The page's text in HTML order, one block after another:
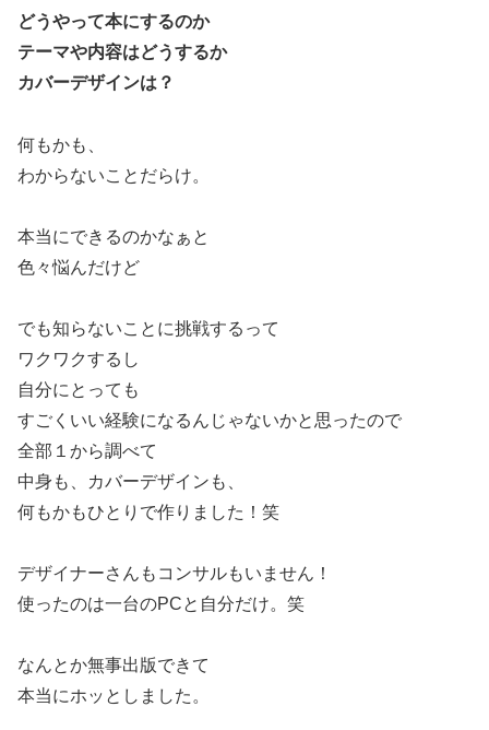
どうやって本にするのか
テーマや内容はどうするか
カバーデザインは？
何もかも、
わからないことだらけ。
本当にできるのかなぁと
色々悩んだけど
でも知らないことに挑戦するって
ワクワクするし
自分にとっても
すごくいい経験になるんじゃないかと思ったので
全部１から調べて
中身も、カバーデザインも、
何もかもひとりで作りました！笑
デザイナーさんもコンサルもいません！
使ったのは一台のPCと自分だけ。笑
なんとか無事出版できて
本当にホッとしました。